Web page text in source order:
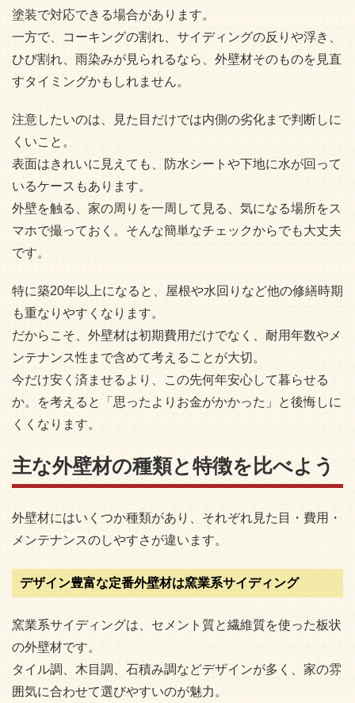
塗装で対応できる場合があります。
一方で、コーキングの割れ、サイディングの反りや浮き、
ひび割れ、雨染みが見られるなら、外壁材そのものを見直
すタイミングかもしれません。
注意したいのは、見た目だけでは内側の劣化まで判断しに
くいこと。
表面はきれいに見えても、防水シートや下地に水が回って
いるケースもあります。
外壁を触る、家の周りを一周して見る、気になる場所をス
マホで撮っておく。そんな簡単なチェックからでも大丈夫
です。
特に築20年以上になると、屋根や水回りなど他の修繕時期
も重なりやすくなります。
だからこそ、外壁材は初期費用だけでなく、耐用年数やメ
ンテナンス性まで含めて考えることが大切。
今だけ安く済ませるより、この先何年安心して暮らせる
か。を考えると「思ったよりお金がかかった」と後悔しに
くくなります。
主な外壁材の種類と特徴を比べよう
外壁材にはいくつか種類があり、それぞれ見た目・費用・
メンテナンスのしやすさが違います。
デザイン豊富な定番外壁材は窯業系サイディング
窯業系サイディングは、セメント質と繊維質を使った板状
の外壁材です。
タイル調、木目調、石積み調などデザインが多く、家の雰
囲気に合わせて選びやすいのが魅力。